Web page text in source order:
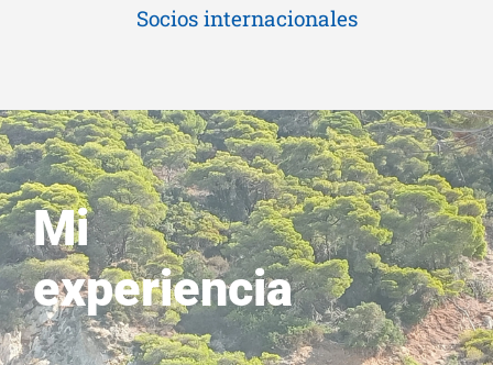
Socios internacionales
Mi
experiencia